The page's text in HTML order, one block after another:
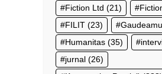
Fiction Ltd (21)
FILIT (23)
Humanitas (35)
jurnal (26)